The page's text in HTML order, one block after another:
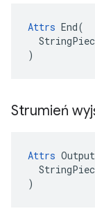
Attrs End(
)
Strumień
Attrs
)